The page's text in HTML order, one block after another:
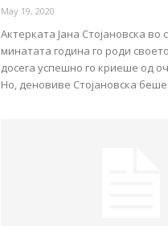
May 19, 2020
Актерката Јана Стојановска во
минатата година го роди
досега успешно го криеше од
Но, деновиве Стојановска